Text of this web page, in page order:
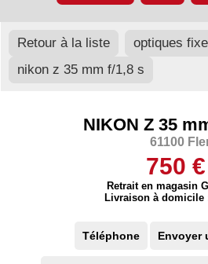
Retour à la liste
optiques
nikon z 35 mm f/1,8 s
NIKON Z 35
61100
750 €
Retrait en magasin
Livraison à domicile
Téléphone Envoyer